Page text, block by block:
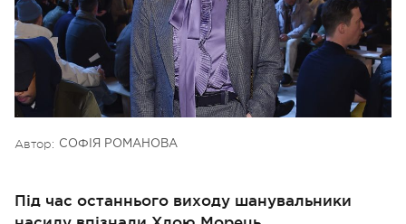
Автор: СОФІЯ РОМАНОВА
Під час останнього виходу шанувальники